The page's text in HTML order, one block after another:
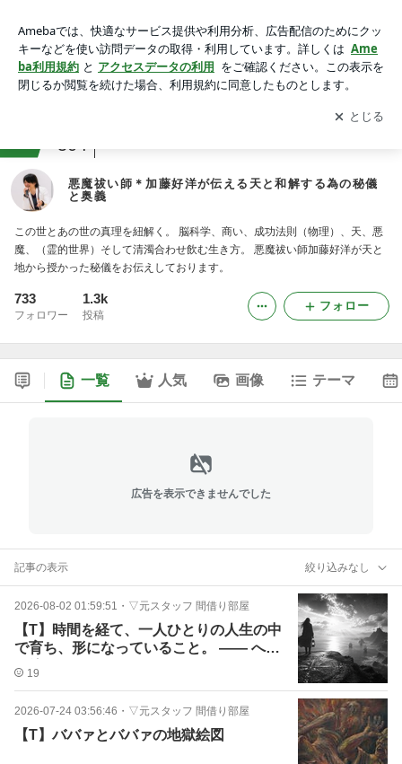
アプリをダウンロードして ブログの更新通知
を受け取りまし
ょう。
開く
504
悪魔祓い師＊加藤好洋が伝える天と和解する為の秘儀
と奥義
この世とあの世の真理を紐解く。 脳科学、商い、成功法則（物理）、天、悪
魔、（霊的世界）そして清濁合わせ飲む生き方。 悪魔祓い師加藤好洋が天と
地から授かった秘儀をお伝えしております。
733
フォロワー
1.3k
投稿
フォロー
一覧 人気 画像 テーマ
広告を表示できませんでした
記事の表示 絞り込みなし
2026-08-02 01:59:51 ・ ▽元スタッフ 間借り部屋
【T】時間を経て、一人ひとりの人生の中
で育ち、形になっていること。 ―― へそ
の緒セッション
19
2026-07-24 03:56:46 ・ ▽元スタッフ 間借り部屋
【T】ババァとババァの地獄絵図